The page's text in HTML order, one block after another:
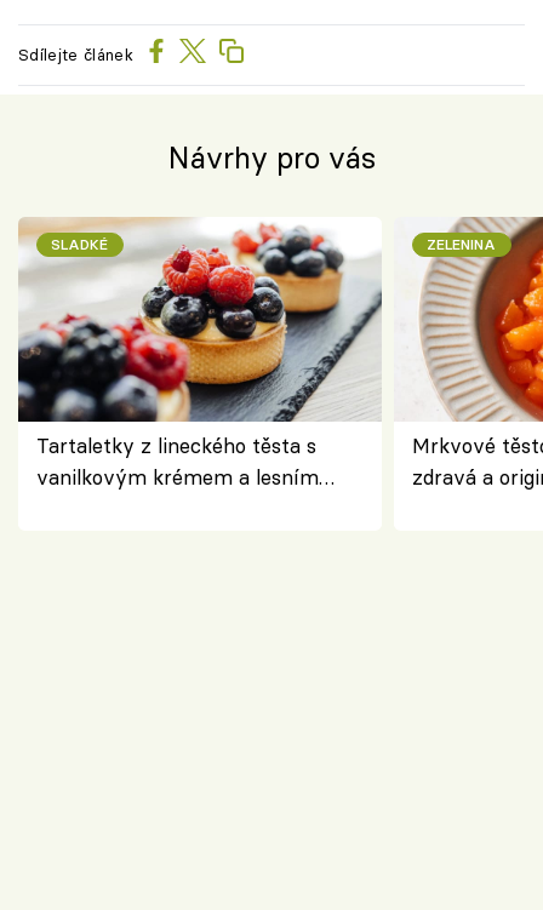
Sdílejte článek
Návrhy pro vás
SLADKÉ
Tartaletky z lineckého těsta s
vanilkovým krémem a lesním
ZELENINA
Mrkvové
zdravá a